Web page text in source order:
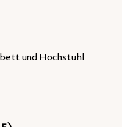
und Hochstuhl